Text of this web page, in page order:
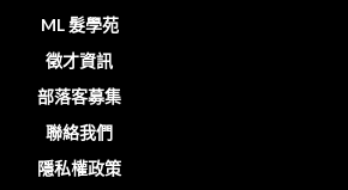
ML 髮學苑
徵才資訊
部落客募集
聯絡我們
隱私權政策